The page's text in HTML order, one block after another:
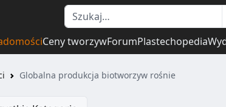
Ceny tworzywForumPlastechopedia
Globalna produkcja biotworzyw rośnie